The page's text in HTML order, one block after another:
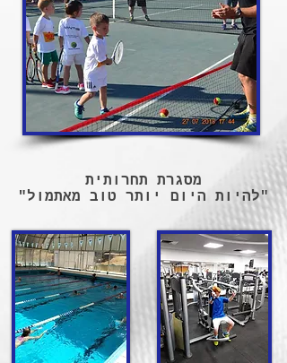
מסגרת תחרותית
"להיות היום יותר טוב מאתמול"